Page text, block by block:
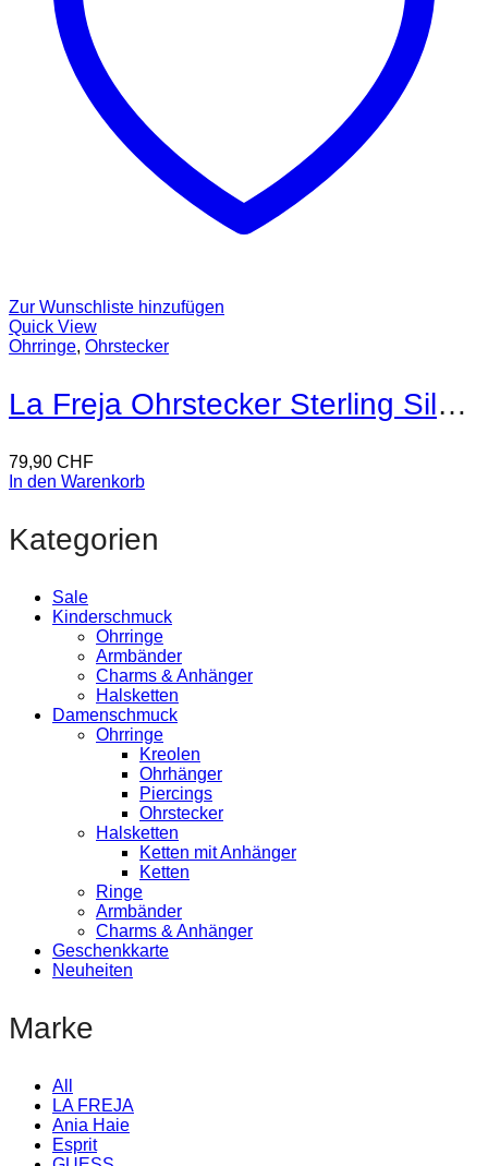
Zur Wunschliste hinzufügen
Quick View
Ohrringe, Ohrstecker
La Freja Ohrstecker Sterling Silber
79,90 CHF
In den Warenkorb
Kategorien
Sale
Kinderschmuck
Ohrringe
Armbänder
Charms & Anhänger
Halsketten
Damenschmuck
Ohrringe
Kreolen
Ohrhänger
Piercings
Ohrstecker
Halsketten
Ketten mit Anhänger
Ketten
Ringe
Armbänder
Charms & Anhänger
Geschenkkarte
Neuheiten
Marke
All
LA FREJA
Ania Haie
Esprit